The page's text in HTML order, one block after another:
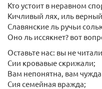
Кто устоит в неравном
Кичливый лях, иль верный
Славянские ль ручьи
Оно ль иссякнет? вот
Оставьте нас: вы не читали
Сии кровавые скрижали;
Вам непонятна, вам чужда
Сия семейная вражда;